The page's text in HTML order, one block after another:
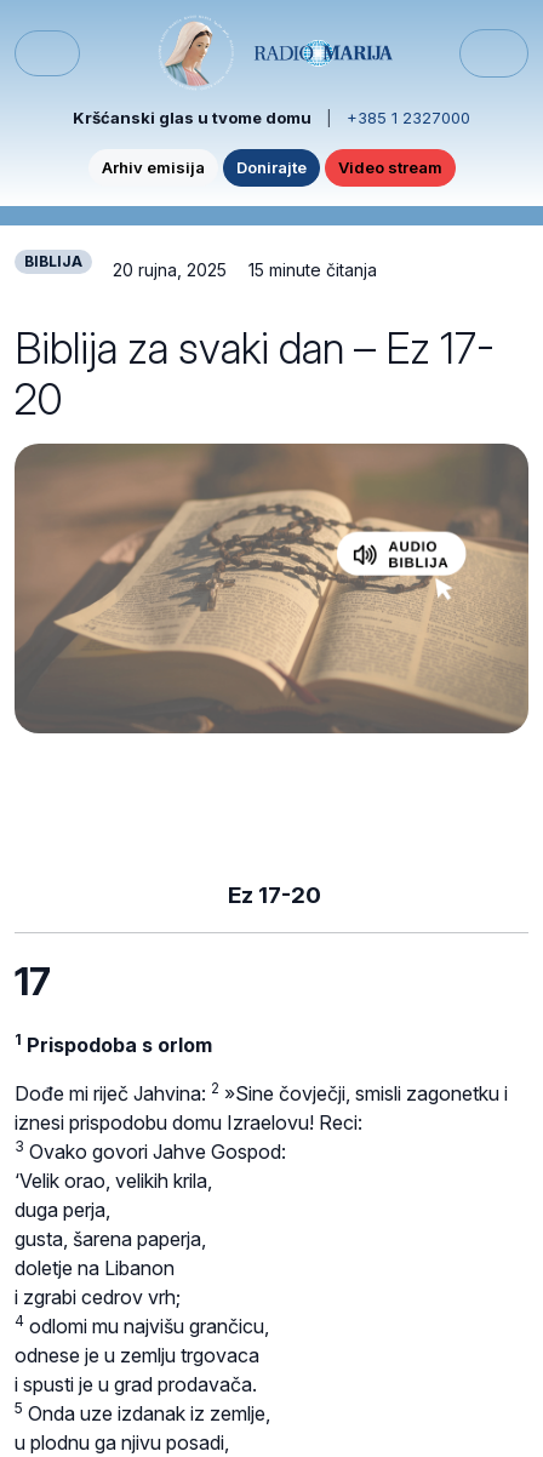
Menu
Kršćanski glas u tvome domu +385 1 2327000
Arhiv emisija Donirajte Video stream
BIBLIJA 20 rujna, 2025 15 minute čitanja
Biblija za svaki dan – Ez 17-
20
Ez 17-20
17
1 Prispodoba s orlom
Dođe mi riječ Jahvina: 2 »Sine čovječji, smisli zagonetku i
iznesi prispodobu domu Izraelovu! Reci:
3 Ovako govori Jahve Gospod:
‘Velik orao, velikih krila,
duga perja,
gusta, šarena paperja,
doletje na Libanon
i zgrabi cedrov vrh;
4 odlomi mu najvišu grančicu,
odnese je u zemlju trgovaca
i spusti je u grad prodavača.
5 Onda uze izdanak iz zemlje,
u plodnu ga njivu posadi,